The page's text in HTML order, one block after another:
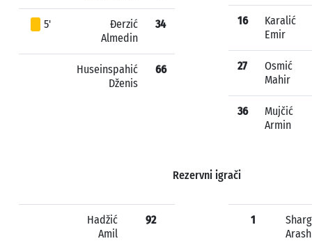
5'
Đerzić
Almedin
34
Huseinspahić
Dženis
66
16
Karalić
Emir
27
Osmić
Mahir
36
Mujčić
Armin
Rezervni igrači
Hadžić
Amil
92 1
Arash